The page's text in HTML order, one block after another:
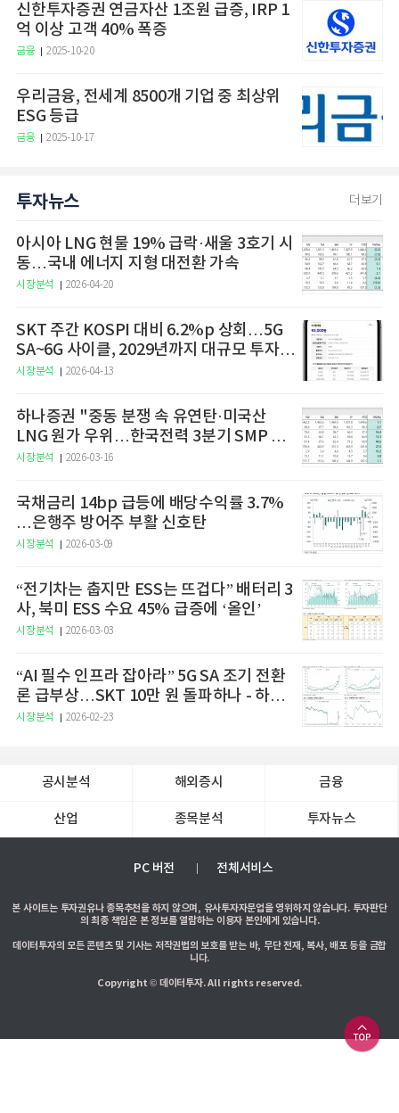
신한투자증권 연금자산 1조원 급증, IRP 1
억 이상 고객 40% 폭증
금융 2025-10-20
우리금융, 전세계 8500개 기업 중 최상위
ESG 등급
금융 2025-10-17
투자뉴스 더보기
아시아 LNG 현물 19% 급락·새울 3호기 시
동…국내 에너지 지형 대전환 가속
시장분석 2026-04-20
SKT 주간 KOSPI 대비 6.2%p 상회…5G
SA~6G 사이클, 2029년까지 대규모 투자
예고
시장분석 2026-04-13
하나증권 "중동 분쟁 속 유연탄·미국산
LNG 원가 우위…한국전력 3분기 SMP 상
승 전망"
시장분석 2026-03-16
국채금리 14bp 급등에 배당수익률 3.7%
…은행주 방어주 부활 신호탄
시장분석 2026-03-09
“전기차는 춥지만 ESS는 뜨겁다” 배터리 3
사, 북미 ESS 수요 45% 급증에 ‘올인’
시장분석 2026-03-03
“AI 필수 인프라 잡아라” 5G SA 조기 전환
론 급부상…SKT 10만 원 돌파하나 - 하나
증권
시장분석 2026-02-23
공시분석 해외증시 금융
산업 종목분석 투자뉴스
PC 버전 전체서비스
본 사이트는 투자권유나 종목추천을 하지 않으며, 유사투자자문업을 영위하지 않습니다. 투자판단
의 최종 책임은 본 정보를 열람하는 이용자 본인에게 있습니다.
데이터투자의 모든 콘텐츠 및 기사는 저작권법의 보호를 받는 바, 무단 전재, 복사, 배포 등을 금합
니다.
Copyright © 데이터투자. All rights reserved.